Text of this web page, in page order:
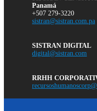
Panamá
+507 279-3220
sistran@sistran.com.pa
SISTRAN DIGITAL
digital@sistran.com
RRHH